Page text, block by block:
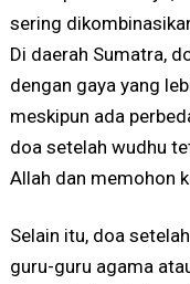
sering
Di daerah Sumatra,
dengan gaya yang
meskipun ada
doa setelah wudhu
Allah dan memohon
Selain itu, doa
guru-guru agama